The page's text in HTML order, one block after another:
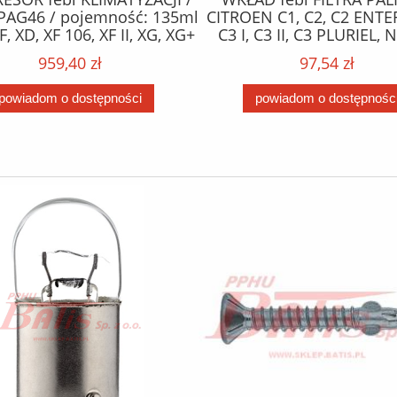
/ pojemność: 135ml
XD, XF 106, XF II, XG, XG+
959,40 zł
powiadom o dostępności
CITROEN C1, C2, C2
C3 I, C3 II, C3 PLURIEL,
XSARA; FORD FIESTA V,
FUSION; MAZDA 2;
1007, 107, 206, 206+,
BIPPER 1.4D 09.01-
97,54 zł
powiadom o